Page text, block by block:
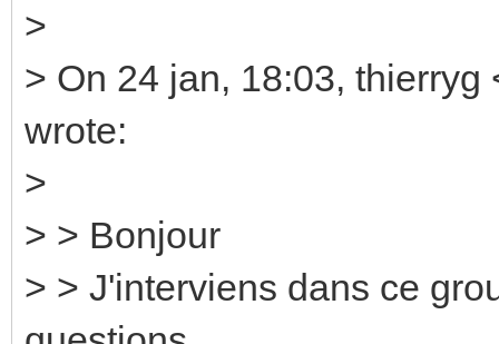
>
> On 24 jan, 18:03,
wrote:
>
> > Bonjour
> > J'interviens dans ce